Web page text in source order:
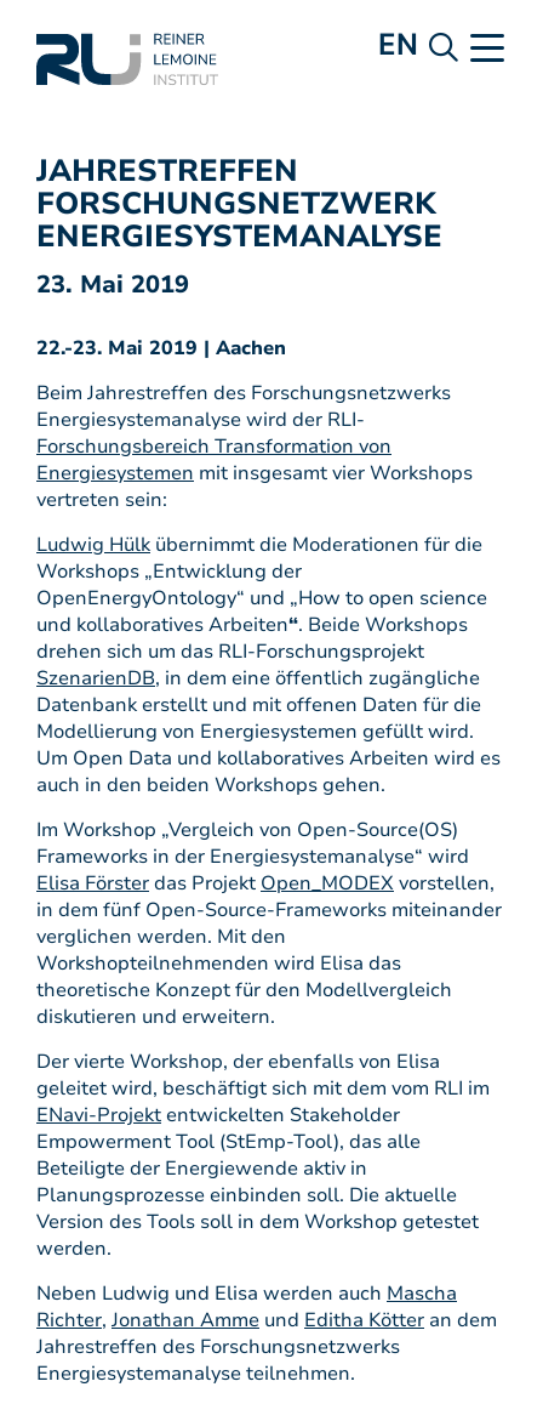
EN
JAHRESTREFFEN
FORSCHUNGSNETZWERK
ENERGIESYSTEMANALYSE
23. Mai 2019
22.-23. Mai 2019 | Aachen
Beim Jahrestreffen des Forschungsnetzwerks
Energiesystemanalyse wird der RLI-
Forschungsbereich Transformation von
Energiesystemen mit insgesamt vier Workshops
vertreten sein:
Ludwig Hülk übernimmt die Moderationen für die
Workshops „Entwicklung der
OpenEnergyOntology“ und „How to open science
und kollaboratives Arbeiten“. Beide Workshops
drehen sich um das RLI-Forschungsprojekt
SzenarienDB, in dem eine öffentlich zugängliche
Datenbank erstellt und mit offenen Daten für die
Modellierung von Energiesystemen gefüllt wird.
Um Open Data und kollaboratives Arbeiten wird es
auch in den beiden Workshops gehen.
Im Workshop „Vergleich von Open-Source(OS)
Frameworks in der Energiesystemanalyse“ wird
Elisa Försterdas Projekt Open_MODEX vorstellen,
in dem fünf Open-Source-Frameworks miteinander
verglichen werden. Mit den
Workshopteilnehmenden wird Elisa das
theoretische Konzept für den Modellvergleich
diskutieren und erweitern.
Der vierte Workshop, der ebenfalls von Elisa
geleitet wird, beschäftigt sich mit dem vom RLI im
ENavi-Projektentwickelten Stakeholder
Empowerment Tool (StEmp-Tool), das alle
Beteiligte der Energiewende aktiv in
Planungsprozesse einbinden soll. Die aktuelle
Version des Tools soll in dem Workshop getestet
werden.
Neben Ludwig und Elisa werden auch Mascha
Richter, Jonathan Amme und Editha Kötter an dem
Jahrestreffen des Forschungsnetzwerks
Energiesystemanalyse teilnehmen.